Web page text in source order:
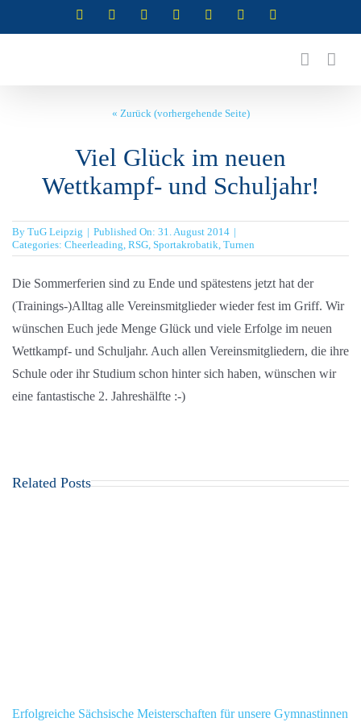
Inhalt
InstagramInstagramInstagramInstagramFacebook
« Zurück (vorhergehende Seite)
Viel Glück im neuen
Wettkampf- und Schuljahr!
By TuG Leipzig | Published On: 31. August 2014 |
Categories: Cheerleading, RSG, Sportakrobatik, Turnen
Die Sommerferien sind zu Ende und spätestens jetzt hat der
(Trainings-)Alltag alle Vereinsmitglieder wieder fest im Griff. Wir
wünschen Euch jede Menge Glück und viele Erfolge im neuen
Wettkampf- und Schuljahr. Auch allen Vereinsmitgliedern, die ihre
Schule oder ihr Studium schon hinter sich haben, wünschen wir
eine fantastische 2. Jahreshälfte :-)
Related Posts
Erfolgreiche Sächsische Meisterschaften für unsere Gymnastinnen